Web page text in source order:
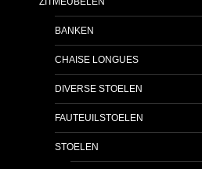
BANKEN
CHAISE LONGUES
DIVERSE STOELEN
FAUTEUILSTOELEN
STOELEN